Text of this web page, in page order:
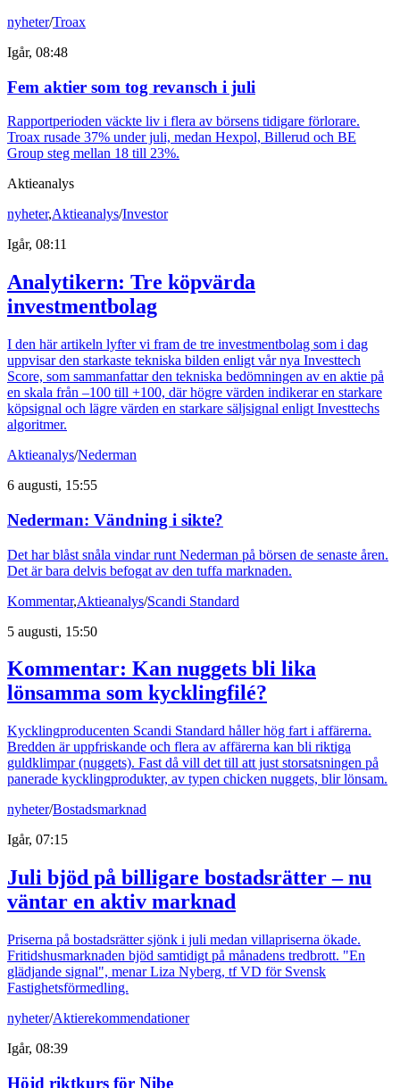
nyheter/Troax
Igår, 08:48
Fem aktier som tog revansch i juli
Rapportperioden väckte liv i flera av börsens tidigare förlorare.
Troax rusade 37% under juli, medan Hexpol, Billerud och BE
Group steg mellan 18 till 23%.
Aktieanalys
nyheter,Aktieanalys/Investor
Igår, 08:11
Analytikern: Tre köpvärda
investmentbolag
I den här artikeln lyfter vi fram de tre investmentbolag som i dag
uppvisar den starkaste tekniska bilden enligt vår nya Investtech
Score, som sammanfattar den tekniska bedömningen av en aktie på
en skala från –100 till +100, där högre värden indikerar en starkare
köpsignal och lägre värden en starkare säljsignal enligt Investtechs
algoritmer.
Aktieanalys/Nederman
6 augusti, 15:55
Nederman: Vändning i sikte?
Det har blåst snåla vindar runt Nederman på börsen de senaste åren.
Det är bara delvis befogat av den tuffa marknaden.
Kommentar,Aktieanalys/Scandi Standard
5 augusti, 15:50
Kommentar: Kan nuggets bli lika
lönsamma som kycklingfilé?
Kycklingproducenten Scandi Standard håller hög fart i affärerna.
Bredden är uppfriskande och flera av affärerna kan bli riktiga
guldklimpar (nuggets). Fast då vill det till att just storsatsningen på
panerade kycklingprodukter, av typen chicken nuggets, blir lönsam.
nyheter/Bostadsmarknad
Igår, 07:15
Juli bjöd på billigare bostadsrätter – nu
väntar en aktiv marknad
Priserna på bostadsrätter sjönk i juli medan villapriserna ökade.
Fritidshusmarknaden bjöd samtidigt på månadens tredbrott. "En
glädjande signal", menar Liza Nyberg, tf VD för Svensk
Fastighetsförmedling.
nyheter/Aktierekommendationer
Igår, 08:39
Höjd riktkurs för Nibe